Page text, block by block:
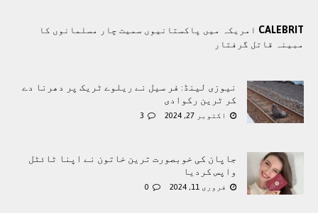
CALEBRIT امریکہ میں پاکستانیوں سمیت چار مسلمانوں کا
مبینہ قاتل گرفتار
نیوزی لینڈ: فر سیل نے ریلوے ٹریک پر دھرنا دے
کر ٹرین رکوادی
اکتوبر 27, 2024 3
جاپان کی خوبصورت ترین خاتون نے اپنا ٹائٹل
واپس کردیا
فروری 11, 2024 0